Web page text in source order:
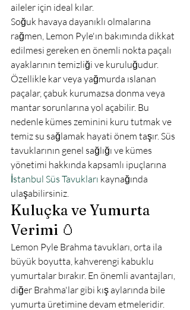
aileler için ideal kılar.
Soğuk havaya dayanıklı olmalarına
rağmen, Lemon Pyle'ın bakımında dikkat
edilmesi gereken en önemli nokta paçalı
ayaklarının temizliği ve kuruluğudur.
Özellikle kar veya yağmurda ıslanan
paçalar, çabuk kurumazsa donma veya
mantar sorunlarına yol açabilir. Bu
nedenle kümes zeminini kuru tutmak ve
temiz su sağlamak hayati önem taşır. Süs
tavuklarının genel sağlığı ve kümes
yönetimi hakkında kapsamlı ipuçlarına
İstanbul Süs Tavukları kaynağında
ulaşabilirsiniz.
Kuluçka ve Yumurta
Verimi 🥚
Lemon Pyle Brahma tavukları, orta ila
büyük boyutta, kahverengi kabuklu
yumurtalar bırakır. En önemli avantajları,
diğer Brahma'lar gibi kış aylarında bile
yumurta üretimine devam etmeleridir.